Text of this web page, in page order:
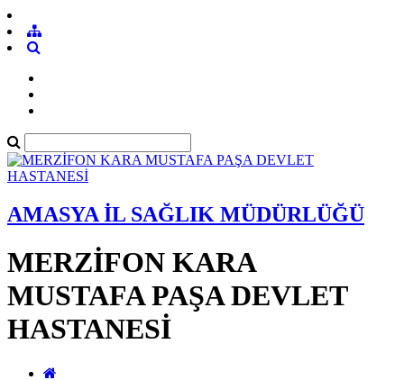
AMASYA İL SAĞLIK MÜDÜRLÜĞÜ
MERZİFON KARA
MUSTAFA PAŞA DEVLET
HASTANESİ